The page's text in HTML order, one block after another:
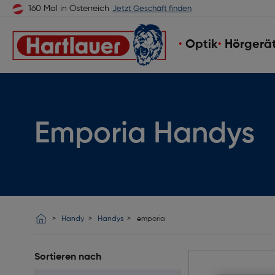
160 Mal in Österreich Jetzt Geschäft finden
Optik
Emporia Handys
Handy Handys emporia
Sortieren nach